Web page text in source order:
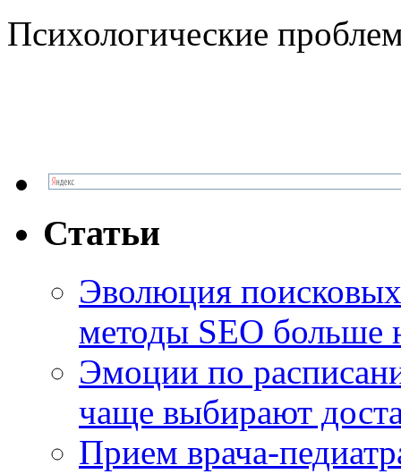
Психологические
Статьи
Эволюция
методы SEO больше
Эмоции по
чаще выбирают
Прием врача-